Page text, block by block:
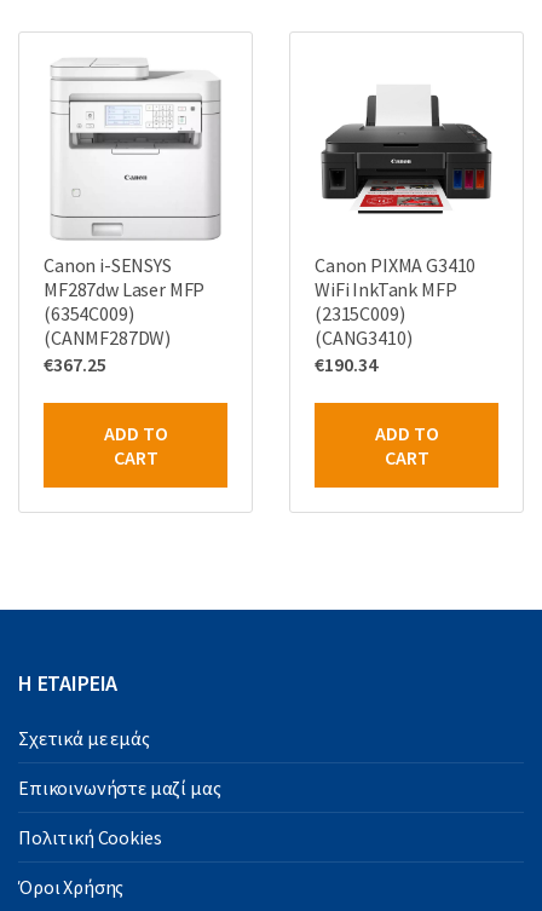
Canon i-SENSYS
MF287dw Laser MFP
(6354C009)
(CANMF287DW)
€367.25
ADD TO
CART
Canon PIXMA G3410
WiFi InkTank MFP
(2315C009)
(CANG3410)
€190.34
ADD TO
CART
Η ΕΤΑΙΡΕΙΑ
Σχετικά με εμάς
Επικοινωνήστε μαζί μας
Πολιτική Cookies
Όροι Χρήσης